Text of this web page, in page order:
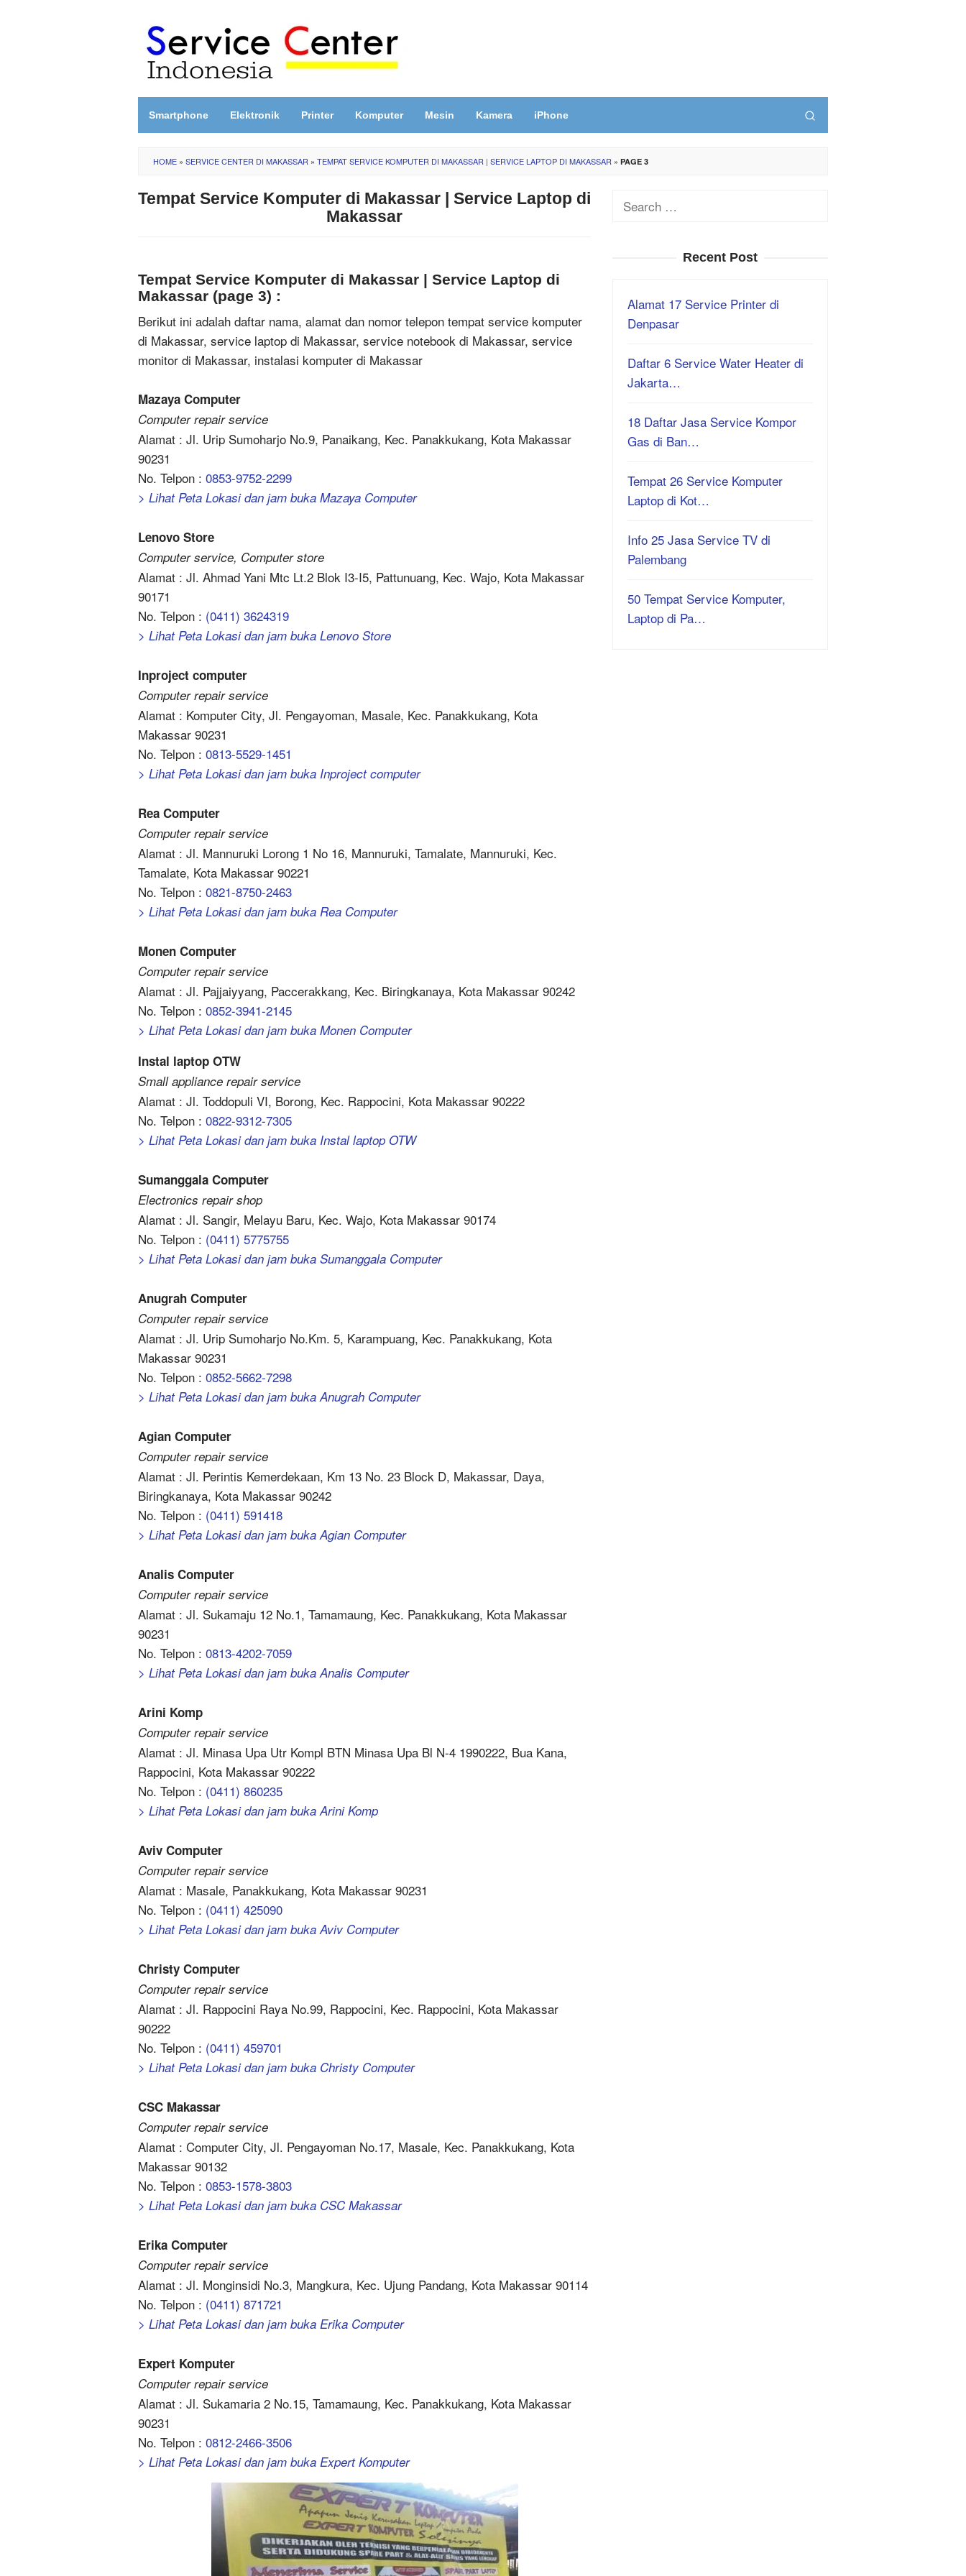
content
Smartphone Elektronik Printer Komputer Mesin Kamera iPhone
HOME » SERVICE CENTER DI MAKASSAR » TEMPAT SERVICE KOMPUTER DI MAKASSAR | SERVICE LAPTOP DI MAKASSAR » PAGE 3
Tempat Service Komputer di Makassar | Service Laptop di
Makassar
Tempat Service Komputer di Makassar | Service Laptop di
Makassar (page 3) :
Berikut ini adalah daftar nama, alamat dan nomor telepon tempat service komputer
di Makassar, service laptop di Makassar, service notebook di Makassar, service
monitor di Makassar, instalasi komputer di Makassar
Mazaya Computer
Computer repair service
Alamat : Jl. Urip Sumoharjo No.9, Panaikang, Kec. Panakkukang, Kota Makassar
90231
No. Telpon : 0853-9752-2299
> Lihat Peta Lokasi dan jam buka Mazaya Computer
Lenovo Store
Computer service, Computer store
Alamat : Jl. Ahmad Yani Mtc Lt.2 Blok I3-I5, Pattunuang, Kec. Wajo, Kota Makassar
90171
No. Telpon : (0411) 3624319
> Lihat Peta Lokasi dan jam buka Lenovo Store
Inproject computer
Computer repair service
Alamat : Komputer City, Jl. Pengayoman, Masale, Kec. Panakkukang, Kota
Makassar 90231
No. Telpon : 0813-5529-1451
> Lihat Peta Lokasi dan jam buka Inproject computer
Rea Computer
Computer repair service
Alamat : Jl. Mannuruki Lorong 1 No 16, Mannuruki, Tamalate, Mannuruki, Kec.
Tamalate, Kota Makassar 90221
No. Telpon : 0821-8750-2463
> Lihat Peta Lokasi dan jam buka Rea Computer
Monen Computer
Computer repair service
Alamat : Jl. Pajjaiyyang, Paccerakkang, Kec. Biringkanaya, Kota Makassar 90242
No. Telpon : 0852-3941-2145
> Lihat Peta Lokasi dan jam buka Monen Computer
Instal laptop OTW
Small appliance repair service
Alamat : Jl. Toddopuli VI, Borong, Kec. Rappocini, Kota Makassar 90222
No. Telpon : 0822-9312-7305
> Lihat Peta Lokasi dan jam buka Instal laptop OTW
Sumanggala Computer
Electronics repair shop
Alamat : Jl. Sangir, Melayu Baru, Kec. Wajo, Kota Makassar 90174
No. Telpon : (0411) 5775755
> Lihat Peta Lokasi dan jam buka Sumanggala Computer
Anugrah Computer
Computer repair service
Alamat : Jl. Urip Sumoharjo No.Km. 5, Karampuang, Kec. Panakkukang, Kota
Makassar 90231
No. Telpon : 0852-5662-7298
> Lihat Peta Lokasi dan jam buka Anugrah Computer
Agian Computer
Computer repair service
Alamat : Jl. Perintis Kemerdekaan, Km 13 No. 23 Block D, Makassar, Daya,
Biringkanaya, Kota Makassar 90242
No. Telpon : (0411) 591418
> Lihat Peta Lokasi dan jam buka Agian Computer
Analis Computer
Computer repair service
Alamat : Jl. Sukamaju 12 No.1, Tamamaung, Kec. Panakkukang, Kota Makassar
90231
No. Telpon : 0813-4202-7059
> Lihat Peta Lokasi dan jam buka Analis Computer
Arini Komp
Computer repair service
Alamat : Jl. Minasa Upa Utr Kompl BTN Minasa Upa Bl N-4 1990222, Bua Kana,
Rappocini, Kota Makassar 90222
No. Telpon : (0411) 860235
> Lihat Peta Lokasi dan jam buka Arini Komp
Aviv Computer
Computer repair service
Alamat : Masale, Panakkukang, Kota Makassar 90231
No. Telpon : (0411) 425090
> Lihat Peta Lokasi dan jam buka Aviv Computer
Christy Computer
Computer repair service
Alamat : Jl. Rappocini Raya No.99, Rappocini, Kec. Rappocini, Kota Makassar
90222
No. Telpon : (0411) 459701
> Lihat Peta Lokasi dan jam buka Christy Computer
CSC Makassar
Computer repair service
Alamat : Computer City, Jl. Pengayoman No.17, Masale, Kec. Panakkukang, Kota
Makassar 90132
No. Telpon : 0853-1578-3803
> Lihat Peta Lokasi dan jam buka CSC Makassar
Erika Computer
Computer repair service
Alamat : Jl. Monginsidi No.3, Mangkura, Kec. Ujung Pandang, Kota Makassar 90114
No. Telpon : (0411) 871721
> Lihat Peta Lokasi dan jam buka Erika Computer
Expert Komputer
Computer repair service
Alamat : Jl. Sukamaria 2 No.15, Tamamaung, Kec. Panakkukang, Kota Makassar
90231
No. Telpon : 0812-2466-3506
> Lihat Peta Lokasi dan jam buka Expert Komputer
Search
Recent Post
Alamat 17 Service Printer di
Denpasar
Daftar 6 Service Water Heater di
Jakarta…
18 Daftar Jasa Service Kompor
Gas di Ban…
Tempat 26 Service Komputer
Laptop di Kot…
Info 25 Jasa Service TV di
Palembang
50 Tempat Service Komputer,
Laptop di Pa…